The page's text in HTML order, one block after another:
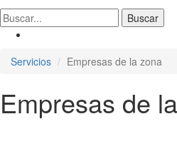
Servicios Empresas de la zona
Empresas de